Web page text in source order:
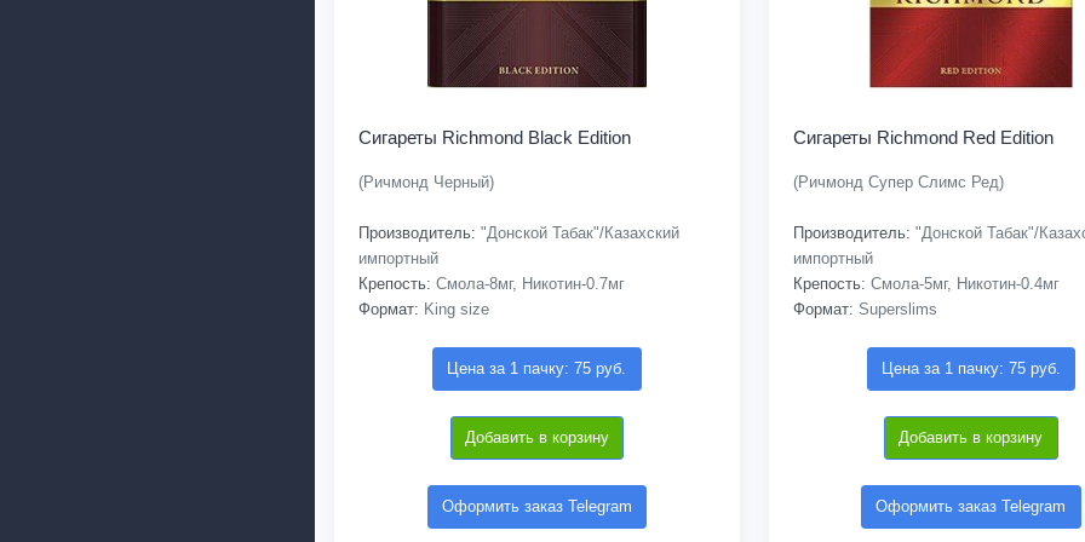
Сигареты Richmond Black Edition
(Ричмонд Черный)
Производитель: "Донской Табак"/Казахский
импортный
Крепость: Смола-8мг, Никотин-0.7мг
Формат: King size
Цена за 1 пачку: 75 руб.
Добавить в корзину
Оформить заказ Telegram
Сигареты Richmond Red Edition
(Ричмонд Супер Слимс Ред)
Производитель: "Донской Табак"/
импортный
Крепость: Смола-5мг, Никотин-0.4мг
Формат: Superslims
Цена за 1 пачку: 75 руб.
Добавить в корзину
Оформить заказ Telegram